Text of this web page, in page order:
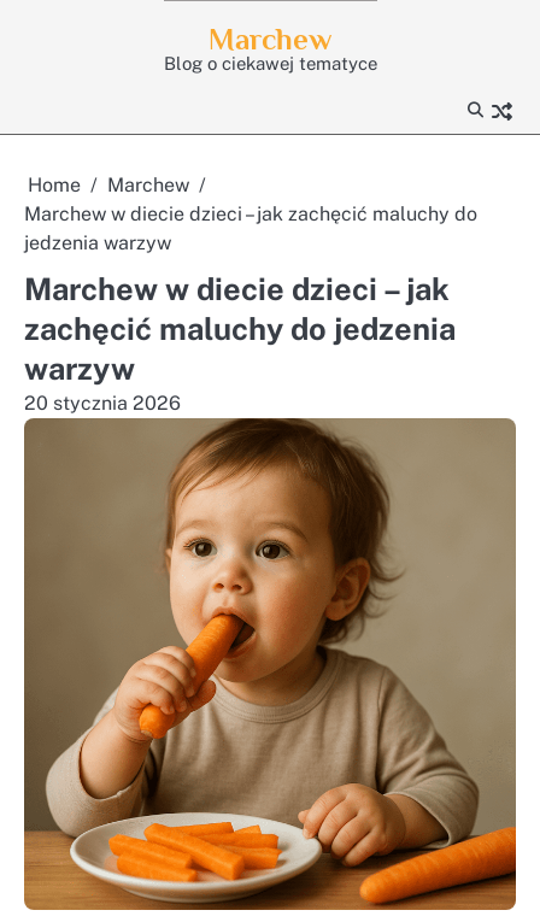
Marchew
Blog o ciekawej tematyce
Home
Marchew
Marchew w diecie dzieci – jak zachęcić maluchy do
jedzenia warzyw
Marchew w diecie dzieci – jak
zachęcić maluchy do jedzenia
warzyw
20 stycznia 2026